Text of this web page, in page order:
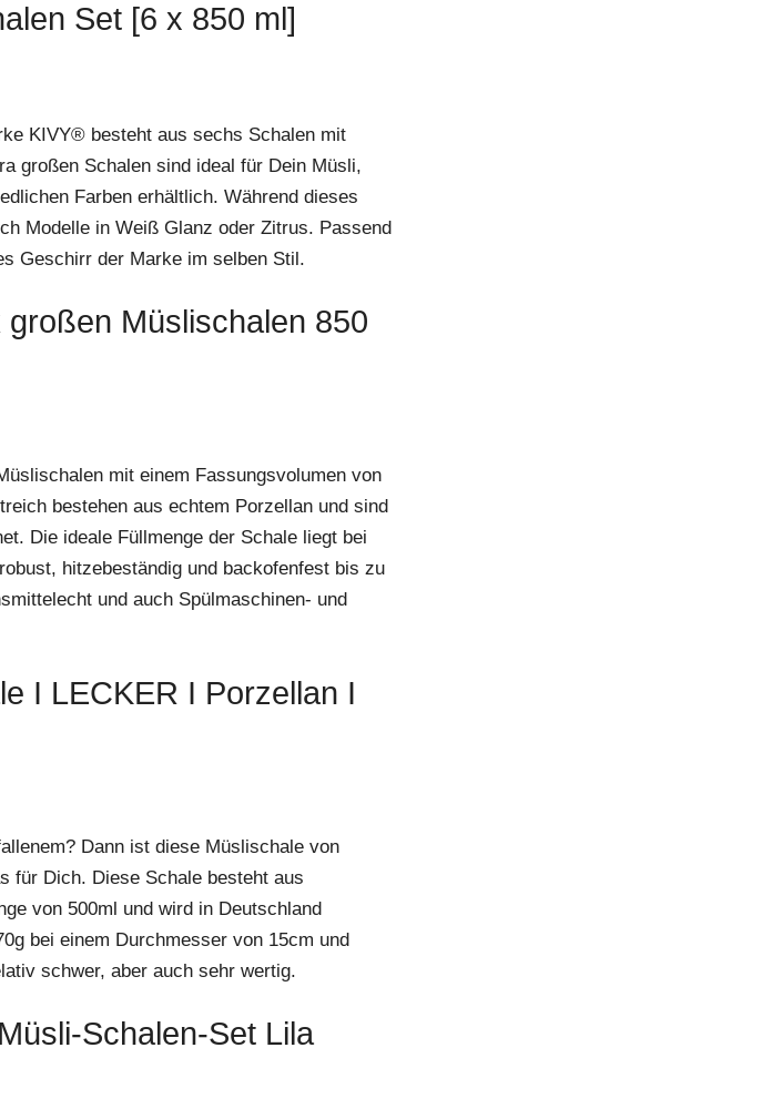
Set [6 x 850 ml]
KIVY® besteht aus sechs Schalen mit
großen Schalen sind ideal für Dein Müsli,
Farben erhältlich. Während dieses
Modelle in Weiß Glanz oder Zitrus. Passend
Geschirr der Marke im selben Stil.
Müslischalen 850
mit einem Fassungsvolumen von
bestehen aus echtem Porzellan und sind
Die ideale Füllmenge der Schale liegt bei
hitzebeständig und backofenfest bis zu
und auch Spülmaschinen- und
I LECKER I Porzellan I
Dann ist diese Müslischale von
für Dich. Diese Schale besteht aus
von 500ml und wird in Deutschland
bei einem Durchmesser von 15cm und
schwer, aber auch sehr wertig.
Schalen-Set Lila